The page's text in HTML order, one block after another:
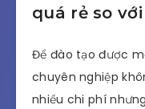
quá rẻ so
Để đào tạo được
chuyên nghiệp
nhiều chi phí